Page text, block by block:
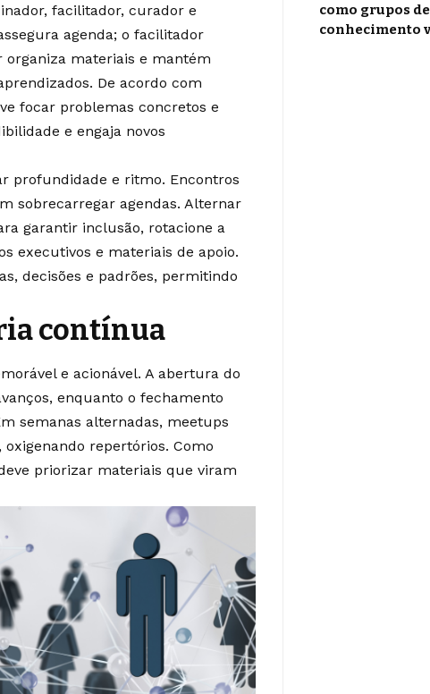
facilitador, curador e
agenda; o facilitador
materiais e mantém
De acordo com
focar problemas concretos e
e engaja novos
profundidade e ritmo. Encontros
sobrecarregar agendas. Alternar
garantir inclusão, rotacione a
executivos e materiais de apoio.
decisões e padrões, permitindo
contínua
e acionável. A abertura do
enquanto o fechamento
semanas alternadas, meetups
repertórios. Como
priorizar materiais que viram
como grupos
conhecimento